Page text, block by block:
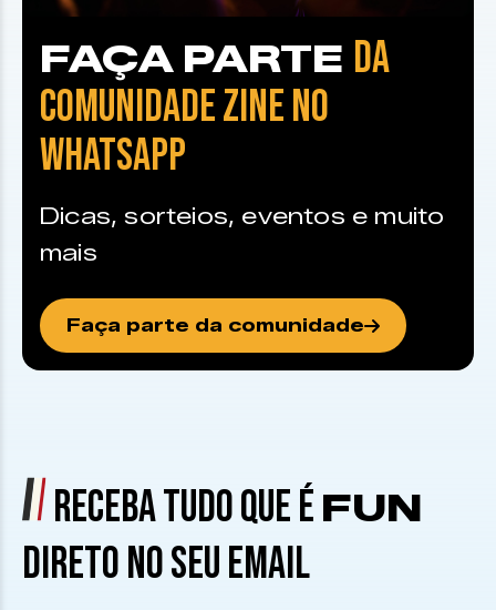
FAÇA PARTE DA
COMUNIDADE ZINE NO
WHATSAPP
Dicas, sorteios, eventos e muito
mais
Faça parte da comunidade
RECEBA TUDO QUE É FUN
DIRETO NO SEU EMAIL